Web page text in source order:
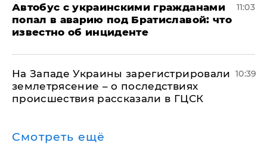
Автобус с украинскими гражданами
попал в аварию под Братиславой: что
известно об инциденте
11:03
На Западе Украины зарегистрировали
землетрясение – о последствиях
происшествия рассказали в ГЦСК
10:39
Смотреть ещё